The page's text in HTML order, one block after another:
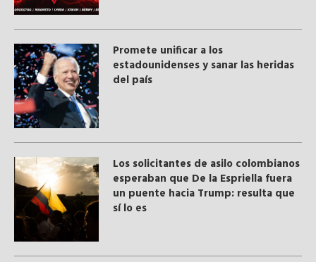
Promete unificar a los
estadounidenses y sanar las heridas
del país
Los solicitantes de asilo colombianos
esperaban que De la Espriella fuera
un puente hacia Trump: resulta que
sí lo es